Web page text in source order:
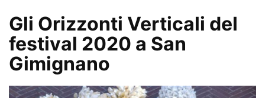
Gli Orizzonti Verticali del
festival 2020 a San
Gimignano